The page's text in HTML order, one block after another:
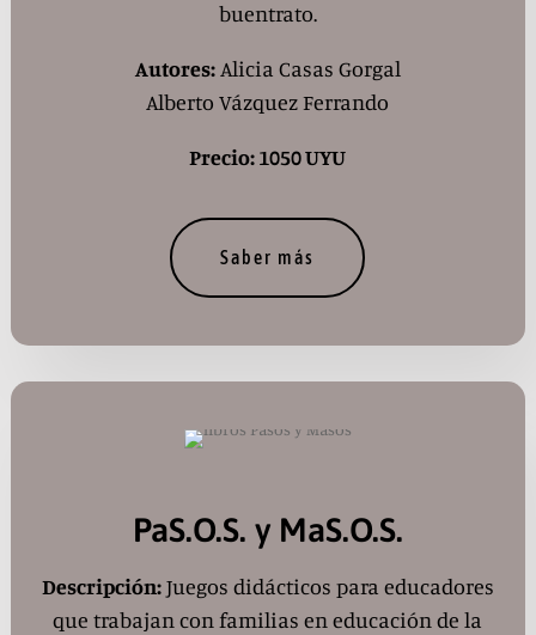
buentrato.
Autores:Alicia Casas Gorgal
Alberto Vázquez Ferrando
Precio: 1050 UYU
Saber más
PaS.O.S. y MaS.O.S.
Descripción:Juegos didácticos para educadores
que trabajan con familias en educación de la